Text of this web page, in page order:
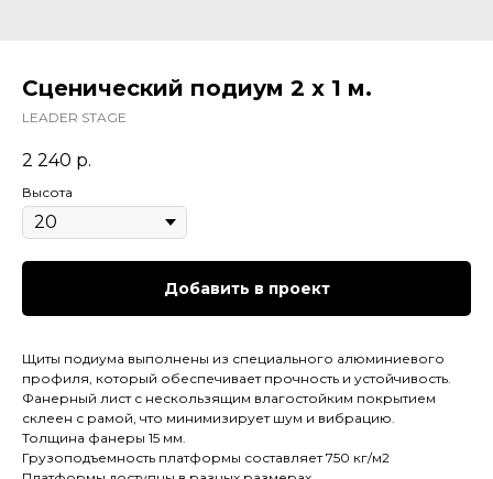
Сценический подиум 2 x 1 м.
LEADER STAGE
2 240 р.
Высота
Добавить в проект
Щиты подиума выполнены из специального алюминиевого
профиля, который обеспечивает прочность и устойчивость.
Фанерный лист с нескользящим влагостойким покрытием
склеен с рамой, что минимизирует шум и вибрацию.
Толщина фанеры 15 мм.
Грузоподъемность платформы составляет 750 кг/м2